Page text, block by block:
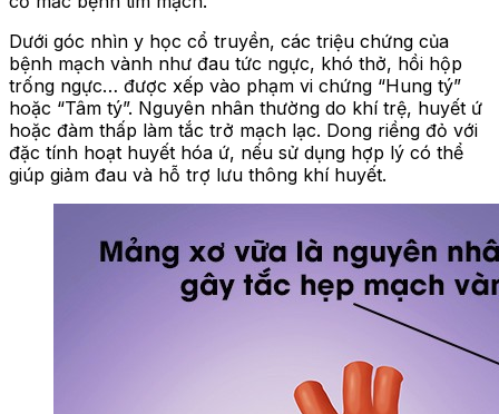
Dưới góc nhìn y học cổ truyền, các triệu chứng của
bệnh mạch vành như đau tức ngực, khó thở, hồi hộp
trống ngực… được xếp vào phạm vi chứng “Hung tý”
hoặc “Tâm tý”. Nguyên nhân thường do khí trệ, huyết ứ
hoặc đàm thấp làm tắc trở mạch lạc. Dong riềng đỏ với
đặc tính hoạt huyết hóa ứ, nếu sử dụng hợp lý có thể
giúp giảm đau và hỗ trợ lưu thông khí huyết.